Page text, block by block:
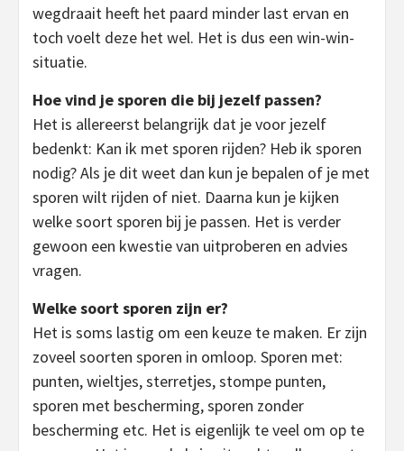
wegdraait heeft het paard minder last ervan en
toch voelt deze het wel. Het is dus een win-win-
situatie.
Hoe vind je sporen die bij jezelf passen?
Het is allereerst belangrijk dat je voor jezelf
bedenkt: Kan ik met sporen rijden? Heb ik sporen
nodig? Als je dit weet dan kun je bepalen of je met
sporen wilt rijden of niet. Daarna kun je kijken
welke soort sporen bij je passen. Het is verder
gewoon een kwestie van uitproberen en advies
vragen.
Welke soort sporen zijn er?
Het is soms lastig om een keuze te maken. Er zijn
zoveel soorten sporen in omloop. Sporen met:
punten, wieltjes, sterretjes, stompe punten,
sporen met bescherming, sporen zonder
bescherming etc. Het is eigenlijk te veel om op te